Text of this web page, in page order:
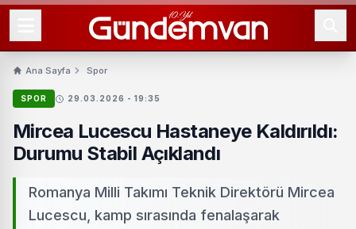
Ana Sayfa Spor
SPOR 29.03.2026 - 19:35
Mircea Lucescu Hastaneye Kaldırıldı:
Durumu Stabil Açıklandı
Romanya Milli Takımı Teknik Direktörü Mircea
Lucescu, kamp sırasında fenalaşarak